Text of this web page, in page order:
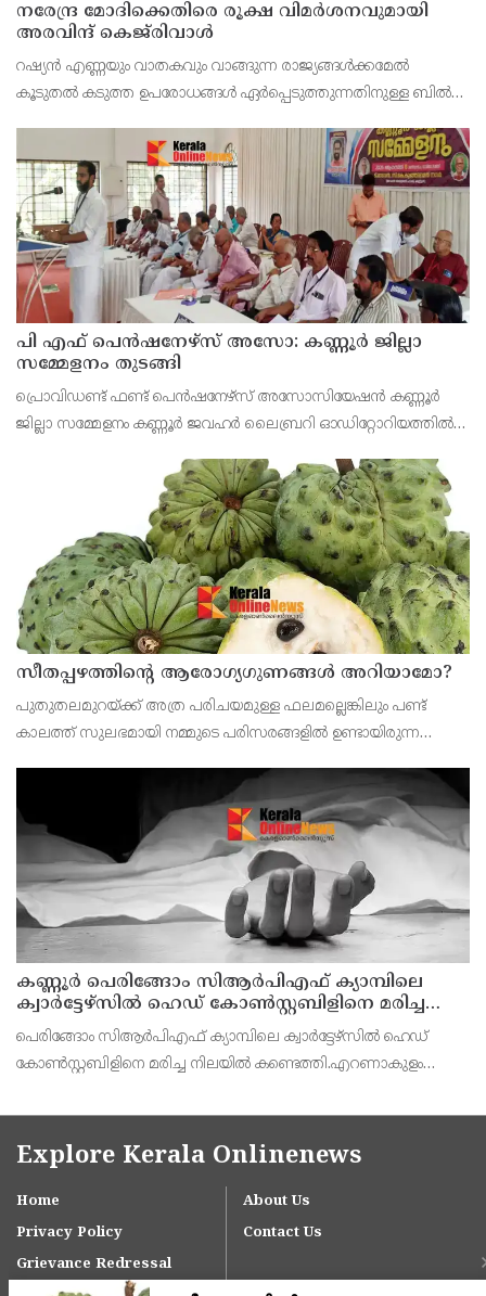
നരേന്ദ്ര മോദിക്കെതിരെ രൂക്ഷ വിമർശനവുമായി
അരവിന്ദ് കെജ്‌രിവാൾ
റഷ്യൻ എണ്ണയും വാതകവും വാങ്ങുന്ന രാജ്യങ്ങൾക്കമേൽ
കൂടുതൽ കടുത്ത ഉപരോധങ്ങൾ ഏർപ്പെടുത്തുന്നതിനുള്ള ബിൽ
ഇന്ത്യൻ പ്രധാനമന്ത്രി നരേന്ദ്ര മോദിക്കെതിരെ രൂക്ഷ
പി എഫ് പെൻഷനേഴ്സ് അസോ: കണ്ണൂർ ജില്ലാ
സമ്മേളനം തുടങ്ങി
പ്രൊവിഡണ്ട് ഫണ്ട് പെൻഷനേഴ്സ് അസോസിയേഷൻ കണ്ണൂർ
ജില്ലാ സമ്മേളനം കണ്ണൂർ ജവഹർ ലൈബ്രറി ഓഡിറ്റോറിയത്തിൽ
ഭരതൻ അദ്ധ്യക്ഷത വഹിച്ചു.
സീതപ്പഴത്തിന്റെ ആരോഗ്യഗുണങ്ങൾ അറിയാമോ?
പുതുതലമുറയ്ക്ക് അത്ര പരിചയമുള്ള ഫലമല്ലെങ്കിലും പണ്ട്
കാലത്ത് സുലഭമായി നമ്മുടെ പരിസരങ്ങളിൽ ഉണ്ടായിരുന്ന
ആസ്ത്മ അടക്കമുള്ള പ്രശ്‌നങ്ങൾക്കും സീതപ്പഴം ഗുണകര
കണ്ണൂര്‍ പെരിങ്ങോം സിആര്‍പിഎഫ് ക്യാമ്പിലെ
ക്വാര്‍ട്ടേഴ്സില്‍ ഹെഡ് കോണ്‍സ്റ്റബിളിനെ മരിച്ച
നിലയില്‍ കണ്ടെത്തി
പെരിങ്ങോം സിആർപിഎഫ് ക്യാമ്പിലെ ക്വാർട്ടേഴ്സില്‍ ഹെഡ്
കോണ്‍സ്റ്റബിളിനെ മരിച്ച നിലയില്‍ കണ്ടെത്തി.എറണാകുളം
സംഭവം പുറത്തറിയുന്നത്.
Explore Kerala Onlinenews
Home
About Us
Privacy Policy
Contact Us
Grievance Redressal